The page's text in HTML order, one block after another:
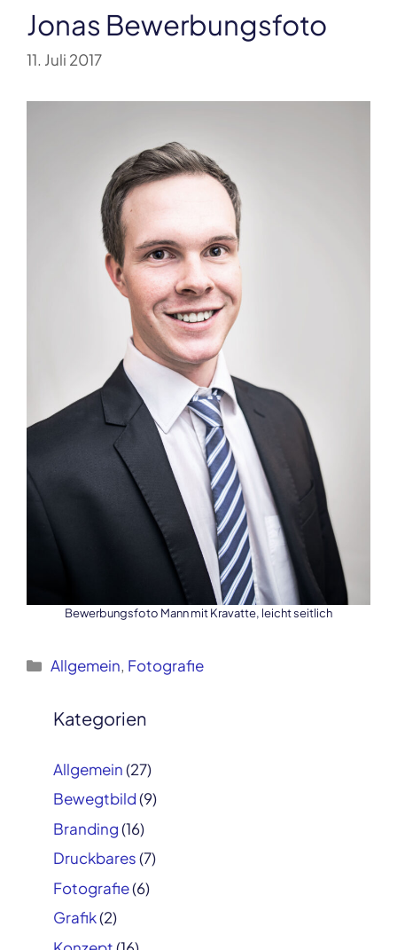
Jonas Bewerbungsfoto
11. Juli 2017
Bewerbungsfoto Mann mit Kravatte, leicht seitlich
Kategorien
Allgemein, Fotografie
navigation
Kategorien
Allgemein(27)
Bewegtbild(9)
Branding(16)
Druckbares(7)
Fotografie(6)
Grafik(2)